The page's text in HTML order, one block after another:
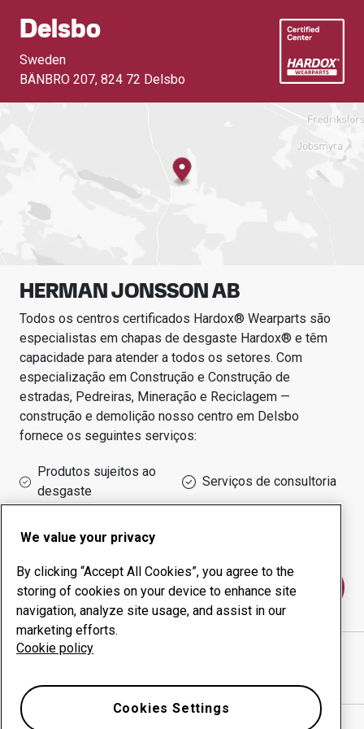
Delsbo
Sweden
BÄNBRO 207, 824 72 Delsbo
HERMAN JONSSON AB
Todos os centros certificados Hardox® Wearparts são
especialistas em chapas de desgaste Hardox® e têm
capacidade para atender a todos os setores. Com
especialização em Construção e Construção de
estradas, Pedreiras, Mineração e Reciclagem —
construção e demolição nosso centro em Delsbo
fornece os seguintes serviços:
Produtos sujeitos ao
desgaste
Serviços de consultoria
de funcionamento
Fale conosco
HERMAN JONSSON AB
We value your privacy
By clicking “Accept All Cookies”, you agree to the
storing of cookies on your device to enhance site
navigation, analyze site usage, and assist in our
marketing efforts.
Cookie policy
Cookies Settings